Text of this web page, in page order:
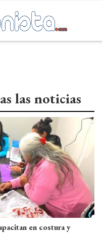
las noticias
en costura y